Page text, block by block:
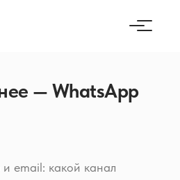
— WhatsApp
email: какой канал